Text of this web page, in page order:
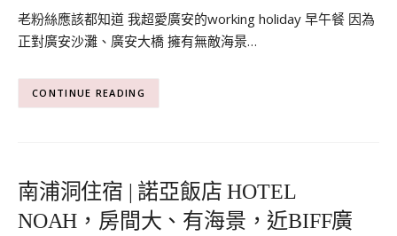
老粉絲應該都知道 我超愛廣安的working holiday 早午餐 因為
正對廣安沙灘、廣安大橋 擁有無敵海景…
CONTINUE READING
南浦洞住宿 | 諾亞飯店 HOTEL
NOAH，房間大、有海景，近BIFF廣